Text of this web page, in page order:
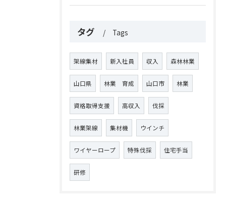
タグ Tags
架線集材 新入社員 収入 森林林業
山口県 林業 育成 山口市 林業
資格取得支援 高収入 伐採
林業架線 集材機 ウインチ
ワイヤーロープ 特殊伐採 住宅手当
研修